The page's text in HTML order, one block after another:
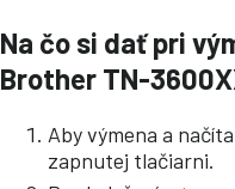
Na čo si dať pri
Brother TN-
Aby výmena a
zapnutej tlačiarni.